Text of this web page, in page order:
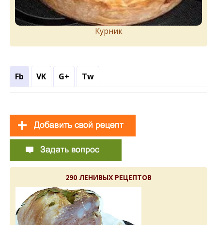
Курник
Fb VK G+ Tw
290 ЛЕНИВЫХ РЕЦЕПТОВ